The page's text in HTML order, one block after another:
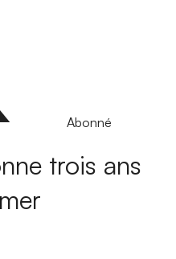
Abonné
trois ans